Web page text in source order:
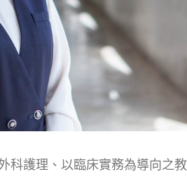
科護理、以臨床實務為導向之